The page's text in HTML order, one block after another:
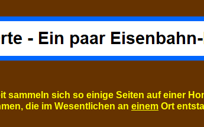
sammeln sich so einige Seiten auf einer
die im Wesentlichen an einem Ort